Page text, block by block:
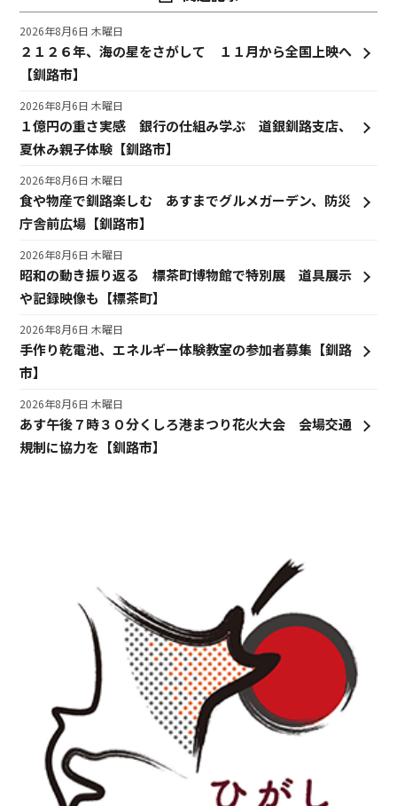
２１２６年、海の星をさがして １１月から全国上映へ
【釧路市】
2026年8月6日 木曜日
１億円の重さ実感 銀行の仕組み学ぶ 道銀釧路支店、
夏休み親子体験【釧路市】
2026年8月6日 木曜日
食や物産で釧路楽しむ あすまでグルメガーデン、防災
庁舎前広場【釧路市】
2026年8月6日 木曜日
昭和の動き振り返る 標茶町博物館で特別展 道具展示
や記録映像も【標茶町】
2026年8月6日 木曜日
手作り乾電池、エネルギー体験教室の参加者募集【釧路
市】
2026年8月6日 木曜日
あす午後７時３０分くしろ港まつり花火大会 会場交通
規制に協力を【釧路市】
2026年8月6日 木曜日